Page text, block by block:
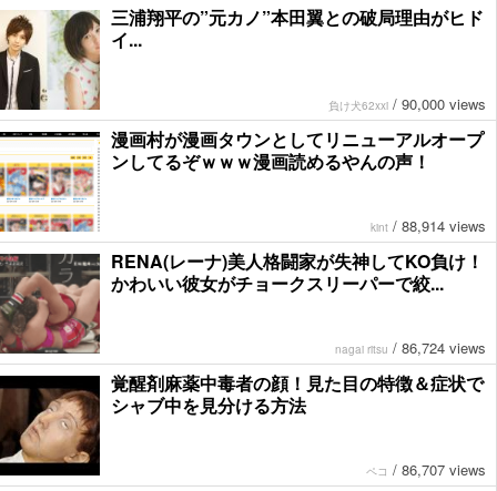
三浦翔平の”元カノ”本田翼との破局理由がヒド
イ...
負け犬62xxi / 90,000 views
漫画村が漫画タウンとしてリニューアルオープ
ンしてるぞｗｗｗ漫画読めるやんの声！
kint / 88,914 views
RENA(レーナ)美人格闘家が失神してKO負け！
かわいい彼女がチョークスリーパーで絞...
nagai ritsu / 86,724 views
覚醒剤麻薬中毒者の顔！見た目の特徴＆症状で
シャブ中を見分ける方法
ペコ / 86,707 views